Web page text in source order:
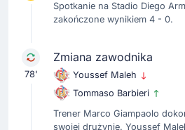
Spotkanie na Stadio Diego
zakończone wynikiem 4 - 0.
78'
Zmiana zawodnika
Youssef Maleh
Tommaso Barbieri
Trener Marco Giampaolo
swojej drużynie. Youssef